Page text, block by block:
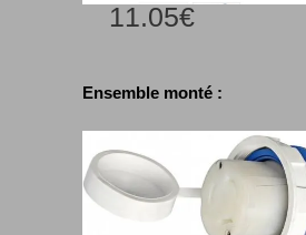
11.05€
Ensemble monté :